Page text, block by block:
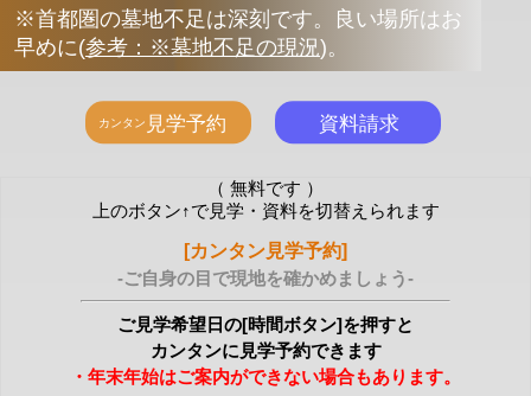
※首都圏の墓地不足は深刻です。良い場所はお
早めに(参考：※墓地不足の現況)。
（ 無料です ）
上のボタン↑で見学・資料を切替えられます
[カンタン見学予約]
-ご自身の目で現地を確かめましょう-
ご見学希望日の[時間ボタン]を押すと
カンタンに見学予約できます
・年末年始はご案内ができない場合もあります。